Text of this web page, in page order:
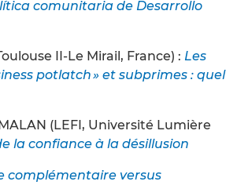
comunitaria de Desarrollo
II-Le Mirail, France) : Les
potlatch » et subprimes : quel
(LEFI, Université Lumière
la confiance à la désillusion
complémentaire versus